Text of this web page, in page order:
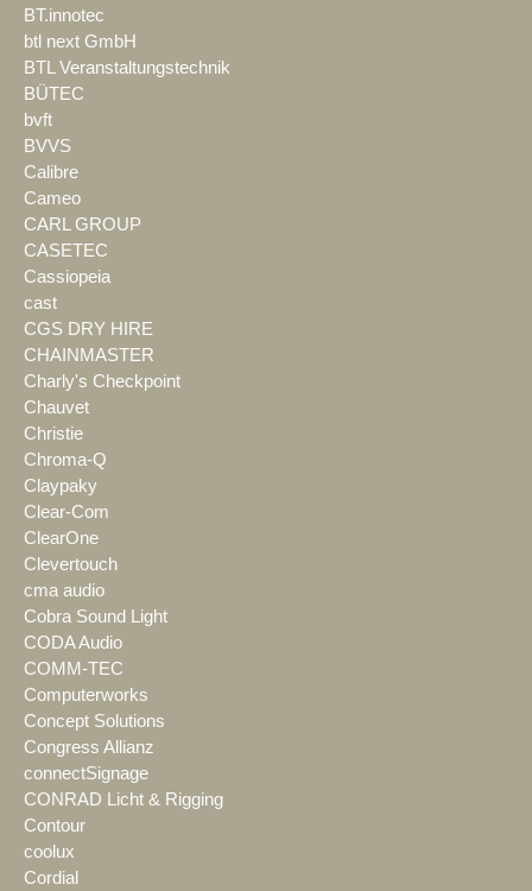
BT.innotec
btl next GmbH
BTL Veranstaltungstechnik
BÜTEC
bvft
BVVS
Calibre
Cameo
CARL GROUP
CASETEC
Cassiopeia
cast
CGS DRY HIRE
CHAINMASTER
Charly's Checkpoint
Chauvet
Christie
Chroma-Q
Claypaky
Clear-Com
ClearOne
Clevertouch
cma audio
Cobra Sound Light
CODA Audio
COMM-TEC
Computerworks
Concept Solutions
Congress Allianz
connectSignage
CONRAD Licht & Rigging
Contour
coolux
Cordial